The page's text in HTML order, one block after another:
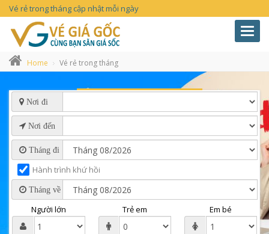
Vé rẻ trong tháng cập nhật mỗi ngày
Home Vé rẻ trong tháng
Nơi đi
Nơi đến
Tháng đi
Hành trình khứ hồi
Tháng về
Người lớn Trẻ em Em bé